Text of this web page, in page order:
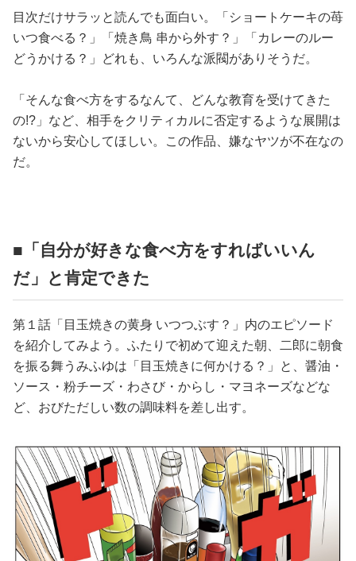
目次だけサラッと読んでも面白い。「ショートケーキの苺
いつ食べる？」「焼き鳥 串から外す？」「カレーのルー
どうかける？」どれも、いろんな派閥がありそうだ。
「そんな食べ方をするなんて、どんな教育を受けてきた
の!?」など、相手をクリティカルに否定するような展開は
ないから安心してほしい。この作品、嫌なヤツが不在なの
だ。
■「自分が好きな食べ方をすればいいん
だ」と肯定できた
第１話「目玉焼きの黄身 いつつぶす？」内のエピソード
を紹介してみよう。ふたりで初めて迎えた朝、二郎に朝食
を振る舞うみふゆは「目玉焼きに何かける？」と、醤油・
ソース・粉チーズ・わさび・からし・マヨネーズなどな
ど、おびただしい数の調味料を差し出す。